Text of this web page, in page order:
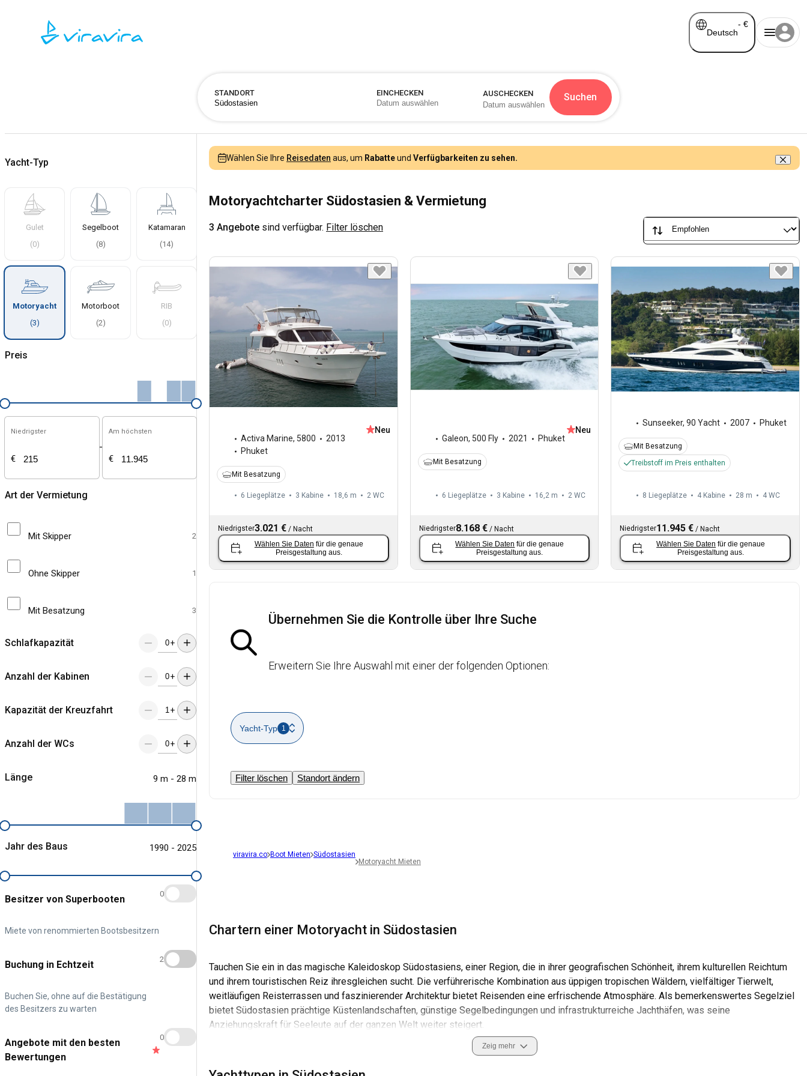
Deutsch
- €
STANDORT EINCHECKEN AUSCHECKEN Suchen
Yacht-Typ
Gulet
(0)
Segelboot
(8)
Katamaran
(14)
Motoryacht
(3)
Motorboot
(2)
RIB
(0)
Preis
Niedrigster
€
-
Am höchsten
€
Art der Vermietung
Mit Skipper 2
Ohne Skipper 1
Mit Besatzung 3
Schlafkapazität +
Anzahl der Kabinen +
Kapazität der Kreuzfahrt +
Anzahl der WCs +
Länge 9 m - 28 m
Jahr des Baus 1990 - 2025
Besitzer von Superbooten
Miete von renommierten Bootsbesitzern
0
Buchung in Echtzeit
Buchen Sie, ohne auf die Bestätigung
des Besitzers zu warten
2
Angebote mit den besten
Bewertungen
0
Wählen Sie Ihre Reisedaten aus, um Rabatteund Verfügbarkeiten zu sehen.
Motoryachtcharter Südostasien & Vermietung
3 Angebote sind verfügbar. Filter löschen
Activa Marine, 5800
2013
Phuket
Neu
Mit Besatzung
6 Liegeplätze 3 Kabine 18,6 m 2 WC
Niedrigster3.021 € / Nacht
Wählen Sie Daten für die genaue
Preisgestaltung aus.
Galeon, 500 Fly 2021 Phuket
Neu
Mit Besatzung
6 Liegeplätze 3 Kabine 16,2 m 2 WC
Niedrigster8.168 €/ Nacht
Wählen Sie Daten für die genaue
Preisgestaltung aus.
Sunseeker,90 Yacht 2007 Phuket
Mit Besatzung
Treibstoff im Preis enthalten
8 Liegeplätze 4 Kabine 28 m 4 WC
Niedrigster11.945 € / Nacht
Wählen Sie Daten für die genaue
Preisgestaltung aus.
Übernehmen Sie die Kontrolle über Ihre Suche
Erweitern Sie Ihre Auswahl mit einer der folgenden Optionen:
Yacht-Typ 1
Filter löschen Standort ändern
viravira.co Boot Mieten Südostasien
Motoryacht Mieten
Chartern einer Motoryacht in Südostasien
Tauchen Sie ein in das magische Kaleidoskop Südostasiens, einer Region, die in ihrer geografischen Schönheit, ihrem kulturellen Reichtum
und ihrem touristischen Reiz ihresgleichen sucht. Die verführerische Kombination aus üppigen tropischen Wäldern, vielfältiger Tierwelt,
weitläufigen Reisterrassen und faszinierender Architektur bietet Reisenden eine erfrischende Atmosphäre. Als bemerkenswertes Segelziel
bietet Südostasien prächtige Küstenlandschaften, günstige Segelbedingungen und infrastrukturreiche Jachthäfen, was seine
Anziehungskraft für Seeleute auf der ganzen Welt weiter steigert.
Segeln in Südostasien bietet ein einzigartiges und spannendes Erlebnis, wenn Sie auf den sanften Wellen reiten und die herrliche Aussicht
auf sonnenverwöhnte Inseln und einsame Strände genießen. Für eine reibungslose Segelreise ist es unerlässlich, sich mit bewährten
Zeig mehr